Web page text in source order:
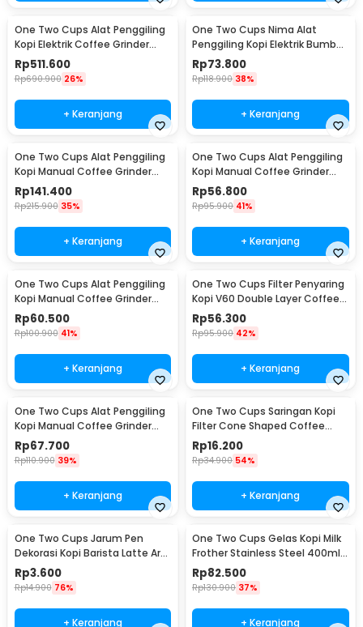
One Two Cups Alat Penggiling
Kopi Elektrik Coffee Grinder
Adjustable - 600N
Rp511.600
Rp690.900 26%
+ Keranjang
One Two Cups Nima Alat
Penggiling Kopi Elektrik Bumbu
Coffee Grinder - NM-8300
Rp73.800
Rp118.900 38%
+ Keranjang
One Two Cups Alat Penggiling
Kopi Manual Coffee Grinder
Wood 30g - CW85532
Rp141.400
Rp215.900 35%
+ Keranjang
One Two Cups Alat Penggiling
Kopi Manual Coffee Grinder
160ml - CF012
Rp56.800
Rp95.900 41%
+ Keranjang
One Two Cups Alat Penggiling
Kopi Manual Coffee Grinder
Adjustable - RHNHA0176
Rp60.500
Rp100.900 41%
+ Keranjang
One Two Cups Filter Penyaring
Kopi V60 Double Layer Coffee
Filter - FS-40S
Rp56.300
Rp95.900 42%
+ Keranjang
One Two Cups Alat Penggiling
Kopi Manual Coffee Grinder
Adjustable - CF4146
Rp67.700
Rp110.900 39%
+ Keranjang
One Two Cups Saringan Kopi
Filter Cone Shaped Coffee
Dripper 1 PCS - K741
Rp16.200
Rp34.900 54%
+ Keranjang
One Two Cups Jarum Pen
Dekorasi Kopi Barista Latte Art
Needle 13cm - F3F27
Rp3.600
Rp14.900 76%
+ Keranjang
One Two Cups Gelas Kopi Milk
Frother Stainless Steel 400ml -
WZ0011
Rp82.500
Rp130.900 37%
+ Keranjang